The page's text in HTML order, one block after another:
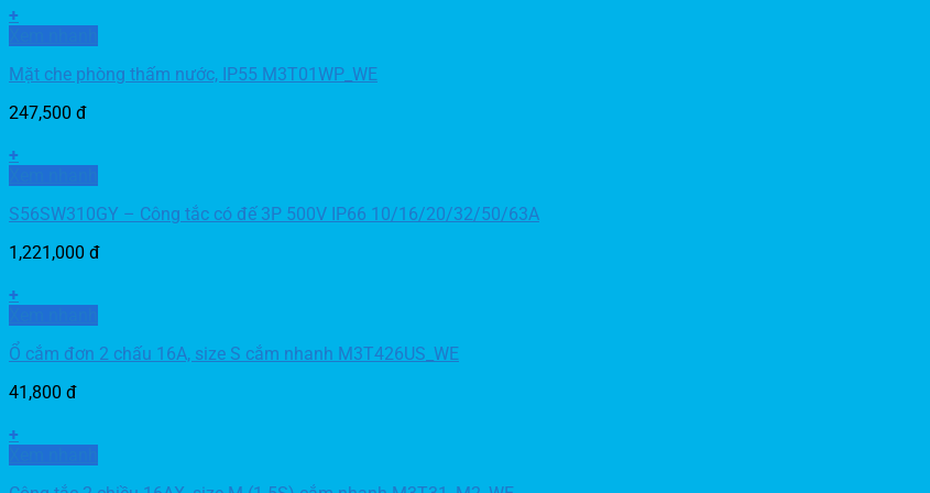
+
Mặt che phòng thấm nước, IP55 M3T01WP_WE
247,500 đ
+
S56SW310GY – Công tắc có đế 3P 500V IP66 10/16/20/32/50/63A
1,221,000 đ
+
Ổ cắm đơn 2 chấu 16A, size S cắm nhanh M3T426US_WE
41,800 đ
+